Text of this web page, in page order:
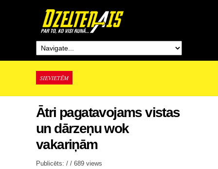
SIEVIETĒM
Ātri pagatavojams vistas
un dārzeņu wok
vakariņām
Publicēts: / / 689 views